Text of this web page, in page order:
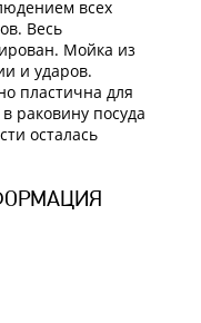
всех
Весь
Мойка из
и ударов.
пластична для
раковину посуда
осталась